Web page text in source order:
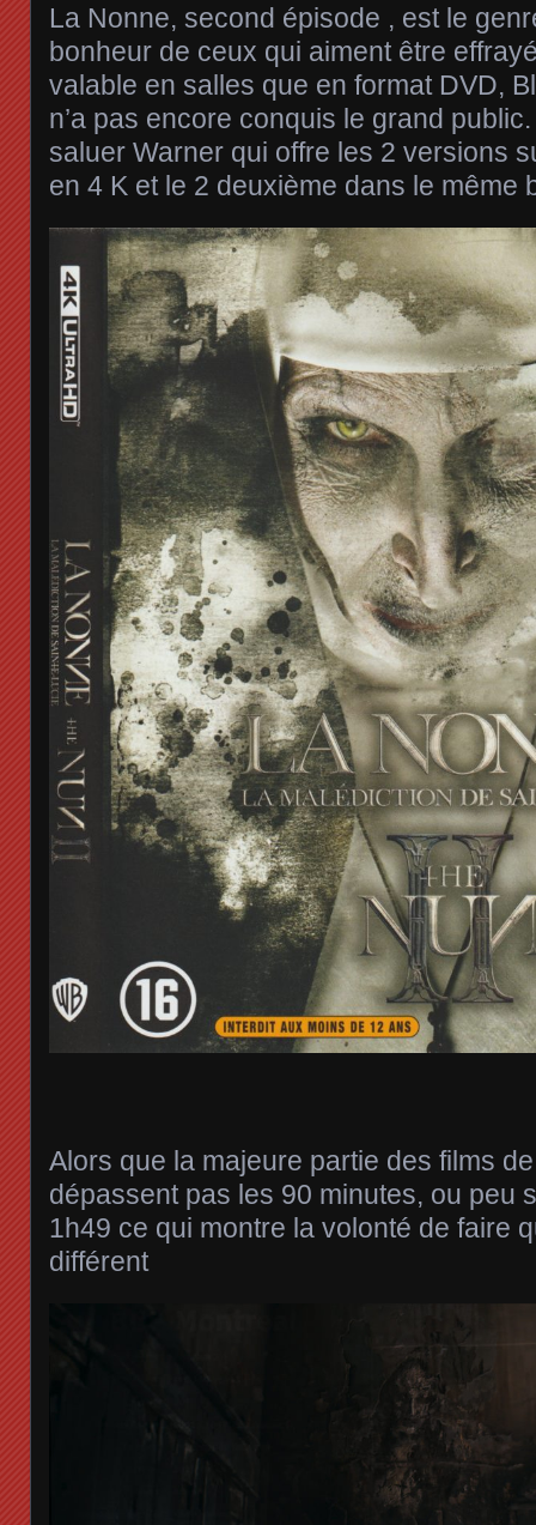
La Nonne, second épisode , est le
bonheur de ceux qui aiment être
valable en salles que en format DVD,
n’a pas encore conquis le grand
saluer Warner qui offre les 2 versions
en 4 K et le 2 deuxième dans le même
Alors que la majeure partie des films
dépassent pas les 90 minutes, ou peu
1h49 ce qui montre la volonté de faire
différent